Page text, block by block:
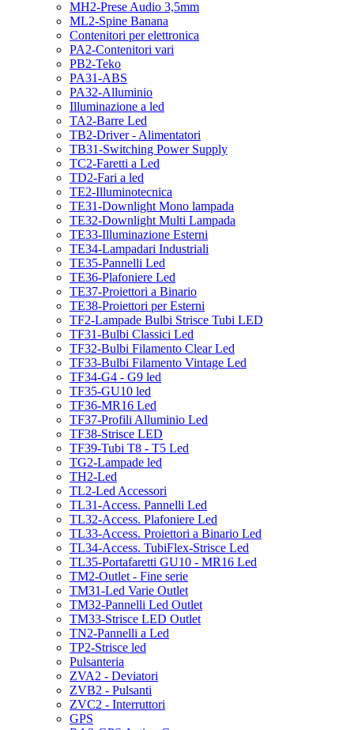
MH2-Prese Audio 3,5mm
ML2-Spine Banana
Contenitori per elettronica
PA2-Contenitori vari
PB2-Teko
PA31-ABS
PA32-Alluminio
Illuminazione a led
TA2-Barre Led
TB2-Driver - Alimentatori
TB31-Switching Power Supply
TC2-Faretti a Led
TD2-Fari a led
TE2-Illuminotecnica
TE31-Downlight Mono lampada
TE32-Downlight Multi Lampada
TE33-Illuminazione Esterni
TE34-Lampadari Industriali
TE35-Pannelli Led
TE36-Plafoniere Led
TE37-Proiettori a Binario
TE38-Proiettori per Esterni
TF2-Lampade Bulbi Strisce Tubi LED
TF31-Bulbi Classici Led
TF32-Bulbi Filamento Clear Led
TF33-Bulbi Filamento Vintage Led
TF34-G4 - G9 led
TF35-GU10 led
TF36-MR16 Led
TF37-Profili Alluminio Led
TF38-Strisce LED
TF39-Tubi T8 - T5 Led
TG2-Lampade led
TH2-Led
TL2-Led Accessori
TL31-Access. Pannelli Led
TL32-Access. Plafoniere Led
TL33-Access. Proiettori a Binario Led
TL34-Access. TubiFlex-Strisce Led
TL35-Portafaretti GU10 - MR16 Led
TM2-Outlet - Fine serie
TM31-Led Varie Outlet
TM32-Pannelli Led Outlet
TM33-Strisce LED Outlet
TN2-Pannelli a Led
TP2-Strisce led
Pulsanteria
ZVA2 - Deviatori
ZVB2 - Pulsanti
ZVC2 - Interruttori
GPS